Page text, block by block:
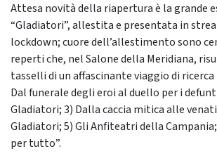
Attesa novità della riapertura è la grande
“Gladiatori”, allestita e presentata in
lockdown; cuore dell’allestimento sono
reperti che, nel Salone della Meridiana,
tasselli di un affascinante viaggio di ricerca
Dal funerale degli eroi al duello per i
Gladiatori; 3) Dalla caccia mitica alle
Gladiatori; 5) Gli Anfiteatri della
per tutto”.